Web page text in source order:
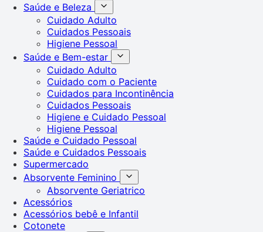
Saúde e Beleza
Cuidado Adulto
Cuidados Pessoais
Higiene Pessoal
Saúde e Bem-estar
Cuidado Adulto
Cuidado com o Paciente
Cuidados para Incontinência
Cuidados Pessoais
Higiene e Cuidado Pessoal
Higiene Pessoal
Saúde e Cuidado Pessoal
Saúde e Cuidados Pessoais
Supermercado
Absorvente Feminino
Absorvente Geriatrico
Acessórios
Acessórios bebê e Infantil
Cotonete